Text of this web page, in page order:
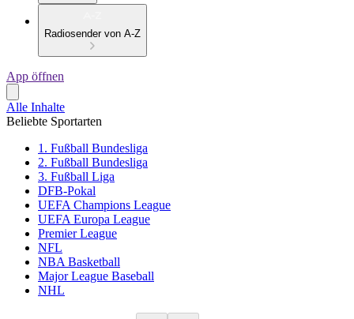
Radiosender von A-Z
App öffnen
Alle Inhalte
Beliebte Sportarten
1. Fußball Bundesliga
2. Fußball Bundesliga
3. Fußball Liga
DFB-Pokal
UEFA Champions League
UEFA Europa League
Premier League
NFL
NBA Basketball
Major League Baseball
NHL